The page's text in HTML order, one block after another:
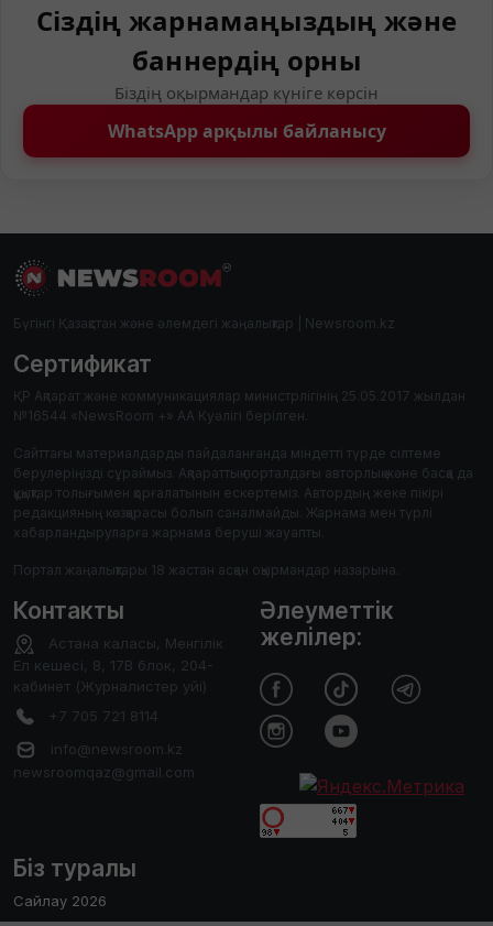
Сіздің жарнамаңыздың және
баннердің орны
Біздің оқырмандар күніге көрсін
WhatsApp арқылы байланысу
Бүгінгі Қазақстан және әлемдегі жаңалықтар | Newsroom.kz
Сертификат
ҚР Ақпарат және коммуникациялар министрлігінің 25.05.2017 жылдан
№16544 «NewsRoom +» АА Куәлігі берілген.
Сайттағы материалдарды пайдаланғанда міндетті түрде сілтеме
берулеріңізді сұраймыз. Ақпараттық порталдағы авторлық және басқа да
құқықтар толығымен қорғалатынын ескертеміз. Автордың жеке пікірі
редакцияның көзқарасы болып саналмайды. Жарнама мен түрлі
хабарландыруларға жарнама беруші жауапты.
Портал жаңалықтары 18 жастан асқан оқырмандар назарына.
Контакты
Астана каласы, Менгілік
Ел кешесі, 8, 17В блок, 204-
кабинет (Журналистер уйі)
+7 705 721 8114
info@newsroom.kz
newsroomqaz@gmail.com
Біз туралы
Сайлау 2026
Әлеуметтік
желілер: